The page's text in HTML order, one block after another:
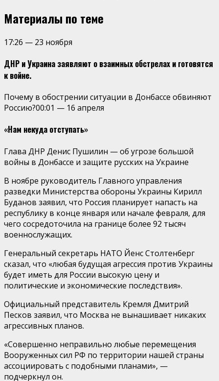
Материалы по теме
17:26 — 23 ноября
ДНР и Украина заявляют о взаимных обстрелах и готовятся
к войне.
Почему в обострении ситуации в Донбассе обвиняют
Россию?00:01 — 16 апреля
«Нам некуда отступать»
Глава ДНР Денис Пушилин — об угрозе большой
войны в Донбассе и защите русских на Украине
В ноябре руководитель Главного управления
разведки Министерства обороны Украины Кирилл
Буданов заявил, что Россия планирует напасть на
республику в конце января или начале февраля, для
чего сосредоточила на границе более 92 тысяч
военнослужащих.
Генеральный секретарь НАТО Йенс Столтенберг
сказал, что «любая будущая агрессия против Украины
будет иметь для России высокую цену и
политические и экономические последствия».
Официальный представитель Кремля Дмитрий
Песков заявил, что Москва не вынашивает никаких
агрессивных планов.
«Совершенно неправильно любые перемещения
Вооруженных сил РФ по территории нашей страны
ассоциировать с подобными планами», —
подчеркнул он.